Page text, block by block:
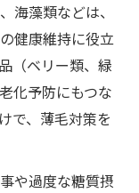
検証する
察する
える影響
の効果とは
けを解説
海藻類などは、
健康維持に役立
（ベリー類、緑
化予防にもつな
で、薄毛対策を
や過度な糖質摂